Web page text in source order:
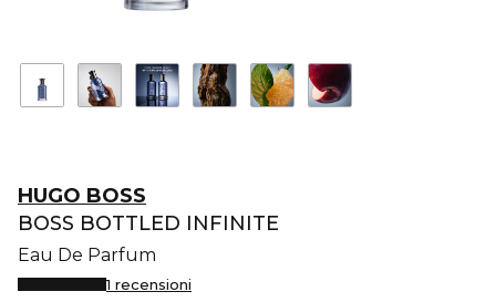
HUGO BOSS
BOSS BOTTLED INFINITE
Eau De Parfum
1 recensioni